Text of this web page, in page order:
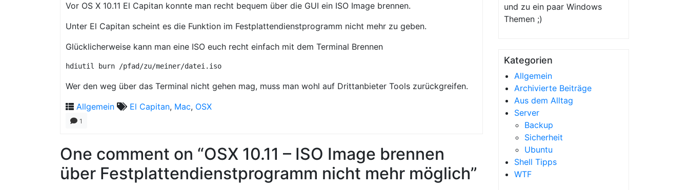
Vor OS X 10.11 El Capitan konnte man recht bequem über die GUI ein ISO Image brennen.
Unter El Capitan scheint es die Funktion im Festplattendienstprogramm nicht mehr zu geben.
Glücklicherweise kann man eine ISO euch recht einfach mit dem Terminal Brennen
hdiutil burn /pfad/zu/meiner/datei.iso
Wer den weg über das Terminal nicht gehen mag, muss man wohl auf Drittanbieter Tools zurückgreifen.
Allgemein
El Capitan, Mac, OSX
1
One comment on “OSX 10.11 – ISO Image brennen
über Festplattendienstprogramm nicht mehr möglich”
und zu ein paar Windows
Themen ;)
Kategorien
Allgemein
Archivierte Beiträge
Aus dem Alltag
Server
Backup
Sicherheit
Ubuntu
Shell Tipps
WTF